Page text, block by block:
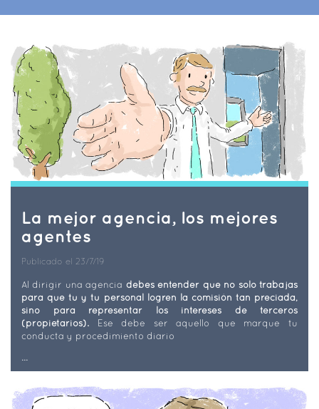
La mejor agencia, los mejores
agentes
Publicado el 23/7/19
Al dirigir una agencia debes entender que no solo trabajas
para que tu y tu personal logren la comisión tan preciada,
sino para representar los intereses de terceros
(propietarios).
Ese debe ser aquello que marque tu
conducta y procedimiento diario
...